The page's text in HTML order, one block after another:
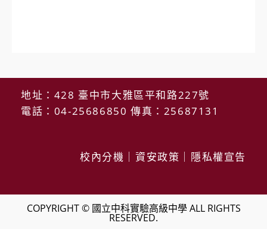
地址：428 臺中市大雅區平和路227號
電話：04-25686850 傳真：25687131
校內分機 資安政策 隱私權宣告
COPYRIGHT © 國立中科實驗高級中學 ALL RIGHTS
RESERVED.